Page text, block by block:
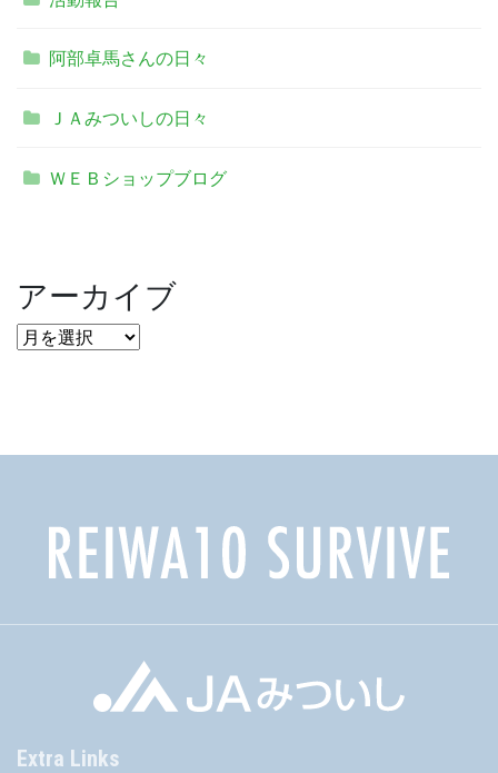
阿部卓馬さんの日々
ＪＡみついしの日々
ＷＥＢショップブログ
アーカイブ
ア
Extra Links